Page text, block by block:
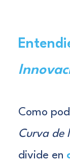
Como
Curva de
divide en